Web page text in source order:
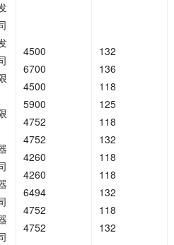
4500
6700
4500
5900
4752
4752
4260
4260
6494
4752
4752
132
136
118
125
118
132
118
118
132
118
132